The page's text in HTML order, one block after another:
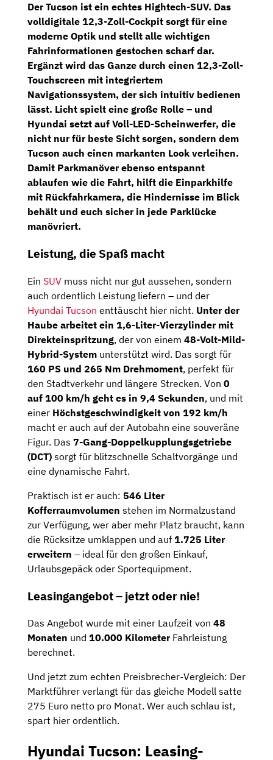
Der Tucson ist ein echtes Hightech-SUV. Das
volldigitale 12,3-Zoll-Cockpit sorgt für eine
moderne Optik und stellt alle wichtigen
Fahrinformationen gestochen scharf dar.
Ergänzt wird das Ganze durch einen 12,3-Zoll-
Touchscreen mit integriertem
Navigationssystem, der sich intuitiv bedienen
lässt. Licht spielt eine große Rolle – und
Hyundai setzt auf Voll-LED-Scheinwerfer, die
nicht nur für beste Sicht sorgen, sondern dem
Tucson auch einen markanten Look verleihen.
Damit Parkmanöver ebenso entspannt
ablaufen wie die Fahrt, hilft die Einparkhilfe
mit Rückfahrkamera, die Hindernisse im Blick
behält und euch sicher in jede Parklücke
manövriert.
Leistung, die Spaß macht
Ein SUV muss nicht nur gut aussehen, sondern
auch ordentlich Leistung liefern – und der
Hyundai Tucson enttäuscht hier nicht. Unter der
Haube arbeitet ein 1,6-Liter-Vierzylinder mit
Direkteinspritzung, der von einem 48-Volt-Mild-
Hybrid-System unterstützt wird. Das sorgt für
160 PS und 265 Nm Drehmoment, perfekt für
den Stadtverkehr und längere Strecken. Von 0
auf 100 km/h geht es in 9,4 Sekunden, und mit
einer Höchstgeschwindigkeit von 192 km/h
macht er auch auf der Autobahn eine souveräne
Figur. Das 7-Gang-Doppelkupplungsgetriebe
(DCT) sorgt für blitzschnelle Schaltvorgänge und
eine dynamische Fahrt.
Praktisch ist er auch: 546 Liter
Kofferraumvolumen stehen im Normalzustand
zur Verfügung, wer aber mehr Platz braucht, kann
die Rücksitze umklappen und auf 1.725 Liter
erweitern – ideal für den großen Einkauf,
Urlaubsgepäck oder Sportequipment.
Leasingangebot – jetzt oder nie!
Das Angebot wurde mit einer Laufzeit von 48
Monaten und 10.000 KilometerFahrleistung
berechnet.
Und jetzt zum echten Preisbrecher-Vergleich: Der
Marktführer verlangt für das gleiche Modell satte
275 Euro netto pro Monat. Wer auch schlau ist,
spart hier ordentlich.
Hyundai Tucson: Leasing-